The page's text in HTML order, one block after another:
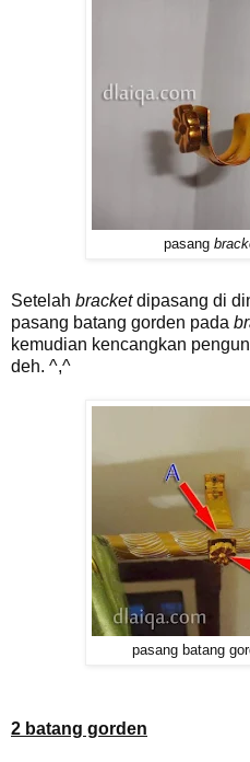
pasang
Setelah bracketdipasang di
pasang batang gorden pada
kemudian kencangkan
deh. ^,^
pasang batang
2 batang gorden